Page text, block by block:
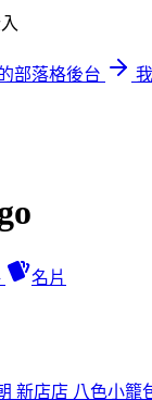
部落格後台
名片
新店店 八色小籠